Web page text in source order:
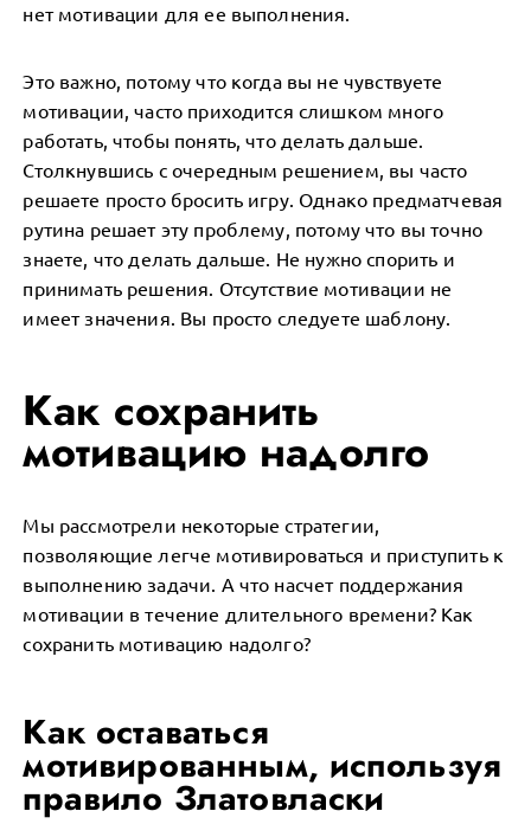
нет мотивации для ее выполнения.
Это важно, потому что когда вы не чувствуете
мотивации, часто приходится слишком много
работать, чтобы понять, что делать дальше.
Столкнувшись с очередным решением, вы часто
решаете просто бросить игру. Однако предматчевая
рутина решает эту проблему, потому что вы точно
знаете, что делать дальше. Не нужно спорить и
принимать решения. Отсутствие мотивации не
имеет значения. Вы просто следуете шаблону.
Как сохранить
мотивацию надолго
Мы рассмотрели некоторые стратегии,
позволяющие легче мотивироваться и приступить к
выполнению задачи. А что насчет поддержания
мотивации в течение длительного времени? Как
сохранить мотивацию надолго?
Как оставаться
мотивированным, используя
правило Златовласки